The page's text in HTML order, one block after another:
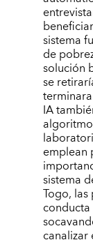
sistema
de
solución
se
IA
emplean
sistema
Togo,